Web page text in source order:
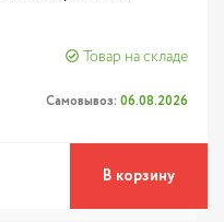
Товар на складе
Самовывоз: 06.08.2026
В корзину